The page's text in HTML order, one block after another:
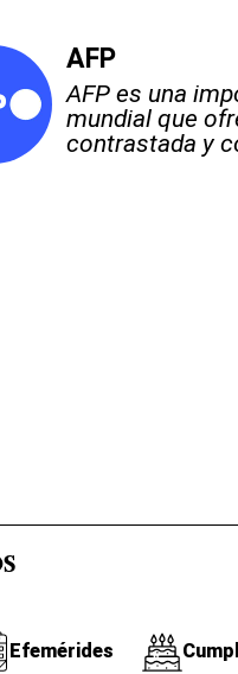
AFP
AFP es una
mundial que
contrastada y
Efemérides